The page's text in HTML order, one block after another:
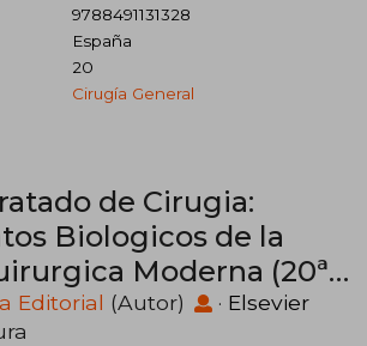
9788491131328
España
20
Cirugía General
de Cirugia:
Biologicos de la
Moderna (20ª
Editorial (Autor) · Elsevier